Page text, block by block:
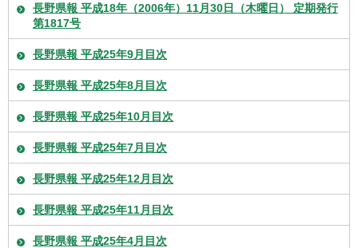
長野県報 平成18年（2006年）11月30日（木曜日） 定期発行
第1817号
長野県報 平成25年9月目次
長野県報 平成25年8月目次
長野県報 平成25年10月目次
長野県報 平成25年7月目次
長野県報 平成25年12月目次
長野県報 平成25年11月目次
長野県報 平成25年4月目次